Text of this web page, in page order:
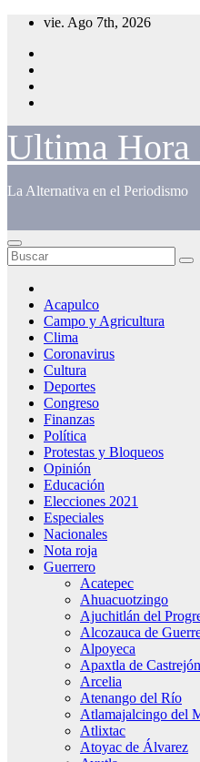
Saltar
contenido
vie. Ago 7th, 2026
Ultima Hora
La Alternativa en el Periodismo
Acapulco
Campo y Agricultura
Clima
Coronavirus
Cultura
Deportes
Congreso
Finanzas
Política
Protestas y Bloqueos
Opinión
Educación
Elecciones 2021
Especiales
Nacionales
Nota roja
Guerrero
Acatepec
Ahuacuotzingo
Ajuchitlán del
Alcozauca de
Alpoyeca
Apaxtla de Castrejón
Arcelia
Atenango del Río
Atlamajalcingo del
Atlixtac
Atoyac de Álvarez